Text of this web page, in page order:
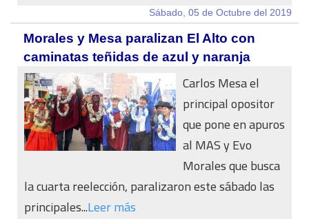
Sábado, 05 de Octubre del 2019
Morales y Mesa paralizan El Alto con
caminatas teñidas de azul y naranja
Carlos Mesa el
principal opositor
que pone en apuros
al MAS y Evo
Morales que busca
la cuarta reelección, paralizaron este sábado las
principales...Leer más